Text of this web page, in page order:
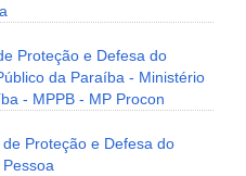
Proteção e Defesa do
da Paraíba - Ministério
- MPPB - MP Procon
Proteção e Defesa do